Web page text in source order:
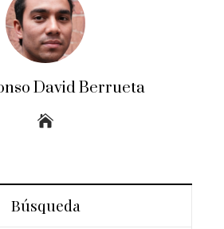
David Berrueta
Búsqueda